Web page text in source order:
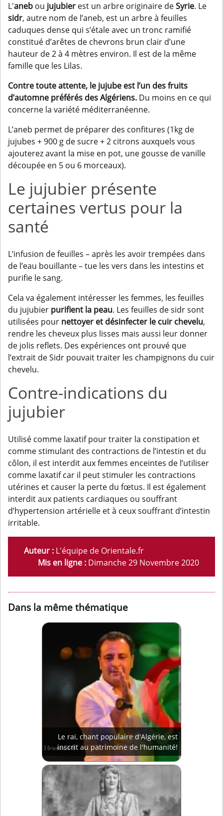
L'aneb ou jujubier est un arbre originaire deSyrie. Le
sidr, autre nom de l’aneb, est un arbre à feuilles
caduques dense qui s’étale avec un tronc ramifié
constitué d’arêtes de chevrons brun clair d’une
hauteur de 2 à 4 mètres environ. Il est de la même
famille que les Lilas.
Contre toute attente, le jujube est l’un des fruits
d’automne préférés des Algériens. Du moins en ce qui
concerne la variété méditerranéenne.
L’aneb permet de préparer des confitures (1kg de
jujubes + 900 g de sucre + 2 citrons auxquels vous
ajouterez avant la mise en pot, une gousse de vanille
découpée en 5 ou 6 morceaux).
Le jujubier présente
certaines vertus pour la
santé
L’infusion de feuilles – après les avoir trempées dans
de l’eau bouillante – tue les vers dans les intestins et
purifie le sang.
Cela va également intéresser les femmes, les feuilles
du jujubier purifient la peau. Les feuilles de sidr sont
utilisées pour nettoyer et désinfecter le cuir chevelu,
rendre les cheveux plus lisses mais aussi leur donner
de jolis reflets. Des expériences ont prouvé que
l’extrait de Sidr pouvait traiter les champignons du cuir
chevelu.
Contre-indications du
jujubier
Utilisé comme laxatif pour traiter la constipation et
comme stimulant des contractions de l’intestin et du
côlon, il est interdit aux femmes enceintes de l’utiliser
comme laxatif car il peut stimuler les contractions
utérines et causer la perte du fœtus. Il est également
interdit aux patients cardiaques ou souffrant
d’hypertension artérielle et à ceux souffrant d’intestin
irritable.
Auteur : L'équipe de Orientale.fr
Mis en ligne : Dimanche 29 Novembre 2020
Dans la même thématique
Le raï, chant populaire d'Algérie, est
inscrit au patrimoine de l'humanité!